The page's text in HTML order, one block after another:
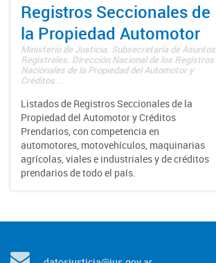
Registros Seccionales de
la Propiedad Automotor
Ministerio de Justicia. Subsecretaría de Asuntos
Registrales. Dirección Nacional de los Registros
Nacionales de la Propiedad del Automotor y
Créditos ...
Listados de Registros Seccionales de la
Propiedad del Automotor y Créditos
Prendarios, con competencia en
automotores, motovehículos, maquinarias
agrícolas, viales e industriales y de créditos
prendarios de todo el país.